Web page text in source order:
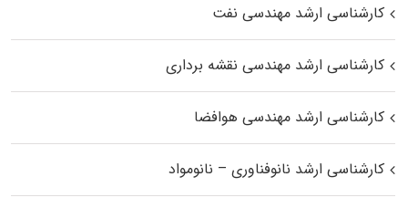
کارشناسی ارشد مهندسی نفت
کارشناسی ارشد مهندسی نقشه برداری
کارشناسی ارشد مهندسی هوافضا
کارشناسی ارشد نانوفناوری – نانومواد